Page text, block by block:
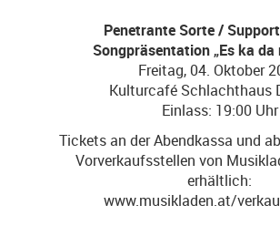
Penetrante Sorte /
Songpräsentation „Es ka da
Freitag, 04. Oktober
Kulturcafé Schlachthaus
Einlass: 19:00 Uhr
Tickets an der Abendkassa und
Vorverkaufsstellen von
erhältlich:
www.musikladen.at/